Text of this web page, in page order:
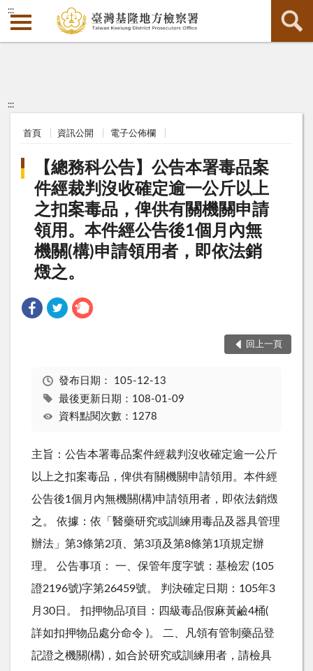
:::
:::
首頁 資訊公開 電子公佈欄
【總務科公告】公告本署毒品案
件經裁判沒收確定逾一公斤以上
之扣案毒品，俾供有關機關申請
領用。本件經公告後1個月內無
機關(構)申請領用者，即依法銷
燬之。
回上一頁
發布日期： 105-12-13
最後更新日期：108-01-09
資料點閱次數：1278
主旨：公告本署毒品案件經裁判沒收確定逾一公斤
以上之扣案毒品，俾供有關機關申請領用。本件經
公告後1個月內無機關(構)申請領用者，即依法銷燬
之。 依據：依「醫藥研究或訓練用毒品及器具管理
辦法」第3條第2項、第3項及第8條第1項規定辦
理。 公告事項： 一、保管年度字號：基檢宏 (105
證2196號)字第26459號。 判決確定日期：105年3
月30日。 扣押物品項目：四級毒品假麻黃鹼4桶(
詳如扣押物品處分命令 )。 二、凡領有管制藥品登
記證之機關(構)，如合於研究或訓練用者，請檢具